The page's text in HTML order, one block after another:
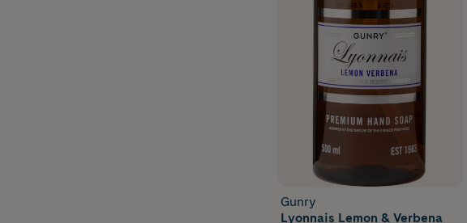
Gunry
Lyonnais Lemon & Verbena